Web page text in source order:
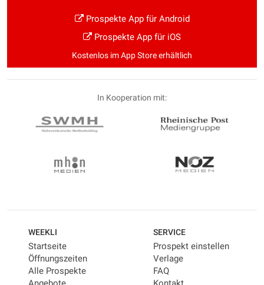
Prospekte App für Android
Prospekte App für iOS
Kostenlos im App Store erhältlich
In Kooperation mit:
WEEKLI
Startseite
Öffnungszeiten
Alle Prospekte
SERVICE
Prospekt einstellen
Verlage
FAQ